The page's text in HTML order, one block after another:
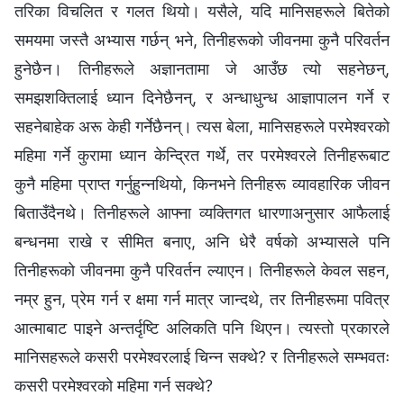
तरिका विचलित र गलत थियो। यसैले, यदि मानिसहरूले बितेको
समयमा जस्तै अभ्यास गर्छन् भने, तिनीहरूको जीवनमा कुनै परिवर्तन
हुनेछैन। तिनीहरूले अज्ञानतामा जे आउँछ त्यो सहनेछन्,
समझशक्तिलाई ध्यान दिनेछैनन्, र अन्धाधुन्ध आज्ञापालन गर्ने र
सहनेबाहेक अरू केही गर्नेछैनन्। त्यस बेला, मानिसहरूले परमेश्‍वरको
महिमा गर्ने कुरामा ध्यान केन्द्रित गर्थे, तर परमेश्‍वरले तिनीहरूबाट
कुनै महिमा प्राप्त गर्नुहुन्‍नथियो, किनभने तिनीहरू व्यावहारिक जीवन
बिताउँदैनथे। तिनीहरूले आफ्ना व्यक्तिगत धारणाअनुसार आफैलाई
बन्धनमा राखे र सीमित बनाए, अनि धेरै वर्षको अभ्यासले पनि
तिनीहरूको जीवनमा कुनै परिवर्तन ल्याएन। तिनीहरूले केवल सहन,
नम्र हुन, प्रेम गर्न र क्षमा गर्न मात्र जान्दथे, तर तिनीहरूमा पवित्र
आत्माबाट पाइने अन्तर्दृष्टि अलिकति पनि थिएन। त्यस्तो प्रकारले
मानिसहरूले कसरी परमेश्‍वरलाई चिन्न सक्थे? र तिनीहरूले सम्भवतः
कसरी परमेश्‍वरको महिमा गर्न सक्थे?